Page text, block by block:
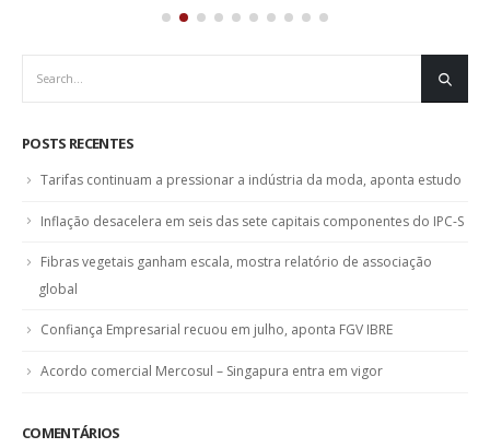
POSTS RECENTES
Tarifas continuam a pressionar a indústria da moda, aponta estudo
Inflação desacelera em seis das sete capitais componentes do IPC-S
Fibras vegetais ganham escala, mostra relatório de associação
global
Confiança Empresarial recuou em julho, aponta FGV IBRE
Acordo comercial Mercosul – Singapura entra em vigor
COMENTÁRIOS